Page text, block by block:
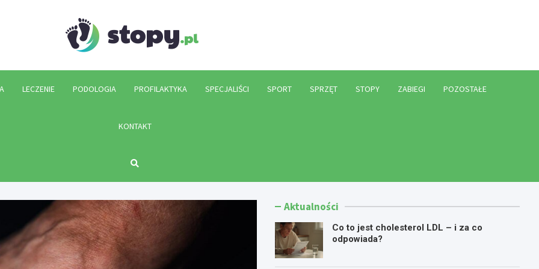
LECZENIE PODOLOGIA PROFILAKTYKA SPECJALIŚCI SPORT SPRZĘT STOPY ZABIEGI POZOSTAŁE
KONTAKT
Aktualności
Co to jest cholesterol LDL – i za co
odpowiada?